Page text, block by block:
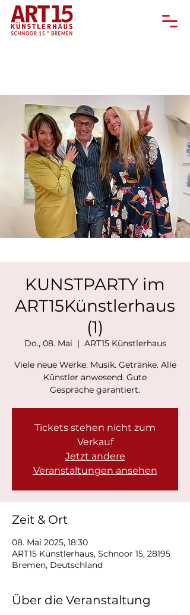
KUNSTPARTY im
ART15Künstlerhaus
(1)
Do., 08. Mai
  |
ART15 Künstlerhaus
Viele neue Werke. Musik. Getränke. Alle
Künstler anwesend. Gute
Gespräche garantiert.
Tickets stehen nicht zum
Verkauf
Jetzt andere
Veranstaltungen ansehen
Zeit & Ort
08. Mai 2025, 18:30
ART15 Künstlerhaus, Schnoor 15, 28195
Bremen, Deutschland
Über die Veranstaltung